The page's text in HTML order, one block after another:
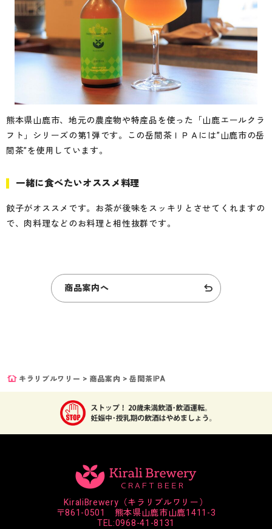
熊本県山鹿市、地元の農産物や特産品を使った「山鹿エールクラ
フト」シリーズの第1弾です。この岳間茶ＩＰＡには”山鹿市の岳
間茶”を使用しています。
一緒に食べたいオススメ料理
餃子がオススメです。お茶が後味をスッキリとさせてくれますの
で、肉料理などのお料理と相性抜群です。
商品案内へ
キラリブルワリー > 商品案内 >岳間茶IPA
KiraliBrewery（キラリブルワリー）
〒861-0501 熊本県山鹿市山鹿1411-3
TEL:0968-41-8131